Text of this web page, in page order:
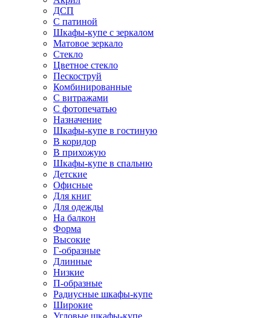
ДСП
С патиной
Шкафы-купе с зеркалом
Матовое зеркало
Стекло
Цветное стекло
Пескоструй
Комбинированные
С витражами
С фотопечатью
Назначение
Шкафы-купе в гостиную
В коридор
В прихожую
Шкафы-купе в спальню
Детские
Офисные
Для книг
Для одежды
На балкон
Форма
Высокие
Г-образные
Длинные
Низкие
П-образные
Радиусные шкафы-купе
Широкие
Угловые шкафы-купе